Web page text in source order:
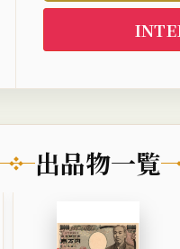
出品物一覧